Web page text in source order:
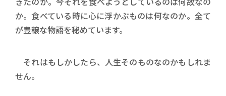
か。食べている時に心に浮かぶものは何なのか。全て
が豊穣な物語を秘めています。
それはもしかしたら、人生そのものなのかもしれま
せん。